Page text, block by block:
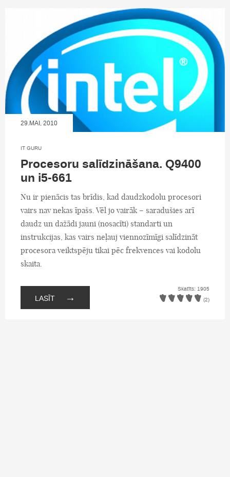
29.MAI, 2010
IT GURU
Procesoru salīdzināšana. Q9400
un i5-661
Nu ir pienācis tas brīdis, kad daudzkodolu procesori
vairs nav nekas īpašs. Vēl jo vairāk – saradušies arī
daudz un dažādi jauni (nosacīti) standarti un
instrukcijas, kas vairs neļauj viennozīmīgi salīdzināt
procesora veiktspēju tikai pēc frekvences vai kodolu
skaita.
LASĪT →
Skatīts: 1905
(2)